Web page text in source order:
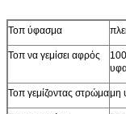
Τοπ ύφασμα
Τοπ να γεμίσει αφρός
Τοπ γεμίζοντας στρώμαμη